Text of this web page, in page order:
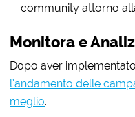
community attorno
Monitora e
Dopo aver
l’andamento delle
meglio.